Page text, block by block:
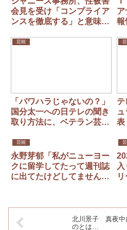
会見を受け「コンプライア
ンスを徹底する」と意味の
ア
報
芸能
「パワハラじゃないの？」
国分太一への日テレの聞き
取り方法に、ベテラン芸人
も「従わんでいい」
テ
芸能
永野芽郁「私がニューヨー
クに留学してたって週刊誌
に出てたけどしてません。
北川景子 真夜中
のとは…